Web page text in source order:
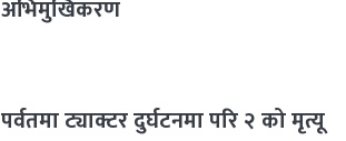
अभिमुखिकरण
पर्वतमा ट्याक्टर दुर्घटनमा परि २ को मृत्यू